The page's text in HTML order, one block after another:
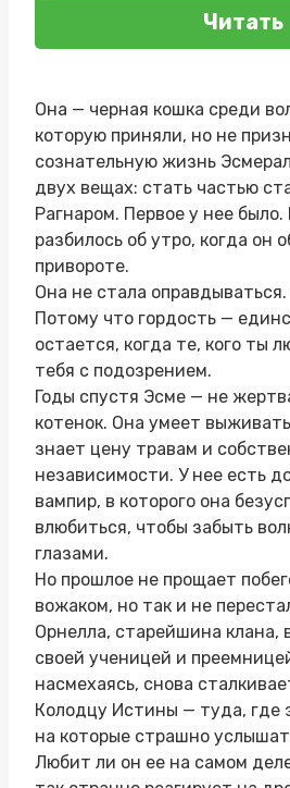
Читать
Она — черная кошка среди
которую приняли, но не
сознательную жизнь
двух вещах: стать частью
Рагнаром. Первое у нее
разбилось об утро, когда он
привороте.
Она не стала
Потому что гордость —
остается, когда те, кого ты
тебя с подозрением.
Годы спустя Эсме — не
котенок. Она умеет
знает цену травам и
независимости. У нее есть
вампир, в которого она
влюбиться, чтобы забыть
глазами.
Но прошлое не прощает
вожаком, но так и не
Орнелла, старейшина клана,
своей ученицей и
насмехаясь, снова
Колодцу Истины — туда, где
на которые страшно
Любит ли он ее на самом